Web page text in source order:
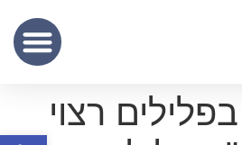
רצוי